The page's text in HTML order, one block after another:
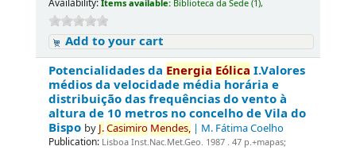
Availability: Items available: Biblioteca da Sede (1),
Add to your cart
Potencialidades da Energia Eólica I.Valores
médios da velocidade média horária e
distribuição das frequências do vento à
altura de 10 metros no concelho de Vila do
Bispo by J.Casimiro Mendes, | M. Fátima Coelho
Publication: Lisboa Inst.Nac.Met.Geo. 1987 . 47 p.+mapas;